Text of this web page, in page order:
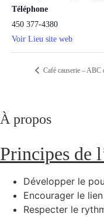
Téléphone
450 377-4380
Voir Lieu site web
Café causerie – ABC
À propos
Principes de
Développer le
Encourager le
Respecter le